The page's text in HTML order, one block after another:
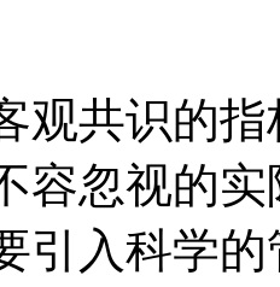
观共识的
容忽视的
引入科学